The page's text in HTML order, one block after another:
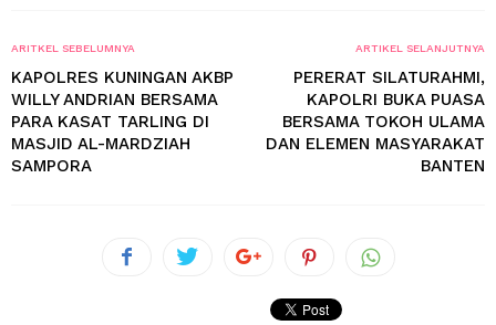
ARITKEL SEBELUMNYA
KAPOLRES KUNINGAN AKBP
WILLY ANDRIAN BERSAMA
PARA KASAT TARLING DI
MASJID AL-MARDZIAH
SAMPORA
ARTIKEL SELANJUTNYA
PERERAT SILATURAHMI,
KAPOLRI BUKA PUASA
BERSAMA TOKOH ULAMA
DAN ELEMEN MASYARAKAT
BANTEN